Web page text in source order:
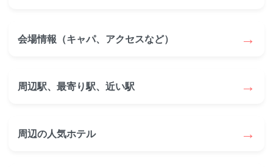
会場情報（キャパ、アクセスなど） →
周辺駅、最寄り駅、近い駅 →
周辺の人気ホテル →